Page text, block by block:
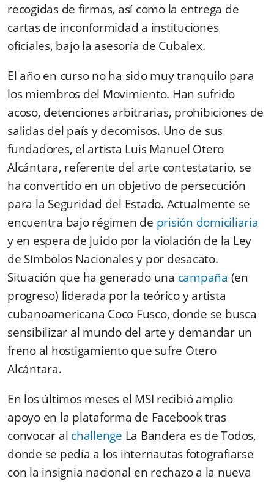
recogidas de firmas, así como la entrega de
cartas de inconformidad a instituciones
oficiales, bajo la asesoría de Cubalex.
El año en curso no ha sido muy tranquilo para
los miembros del Movimiento. Han sufrido
acoso, detenciones arbitrarias, prohibiciones de
salidas del país y decomisos. Uno de sus
fundadores, el artista Luis Manuel Otero
Alcántara, referente del arte contestatario, se
ha convertido en un objetivo de persecución
para la Seguridad del Estado. Actualmente se
encuentra bajo régimen de prisión domiciliaria
y en espera de juicio por la violación de la Ley
de Símbolos Nacionales y por desacato.
Situación que ha generado una campaña (en
progreso) liderada por la teórico y artista
cubanoamericana Coco Fusco, donde se busca
sensibilizar al mundo del arte y demandar un
freno al hostigamiento que sufre Otero
Alcántara.
En los últimos meses el MSI recibió amplio
apoyo en la plataforma de Facebook tras
convocar al challenge La Bandera es de Todos,
donde se pedía a los internautas fotografiarse
con la insignia nacional en rechazo a la nueva